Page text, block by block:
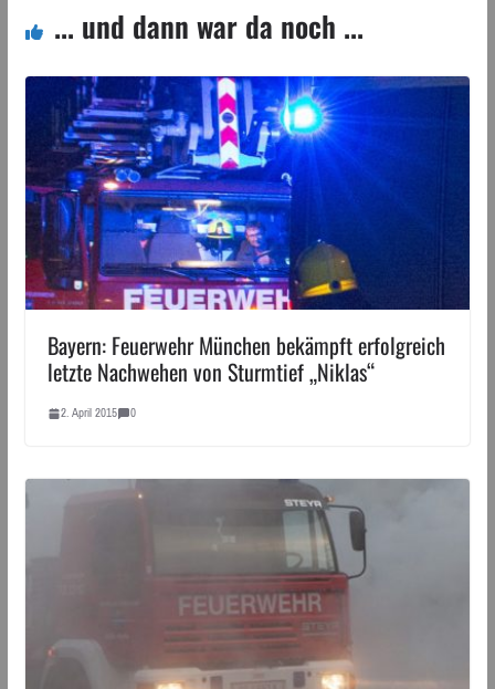
... und dann war da noch ...
Bayern: Feuerwehr München bekämpft erfolgreich
letzte Nachwehen von Sturmtief „Niklas“
2. April 2015 0